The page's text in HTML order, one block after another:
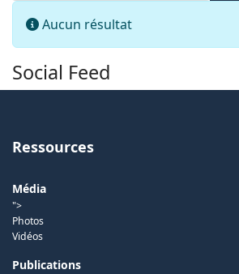
Info
Aucun résultat
Social Feed
Ressources
Média
">
Photos
Vidéos
Publications